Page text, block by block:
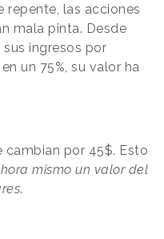
repente, las acciones
mala pinta. Desde
ingresos por
un 75%, su valor ha
cambian por 45$. Esto
mismo un valor del
.